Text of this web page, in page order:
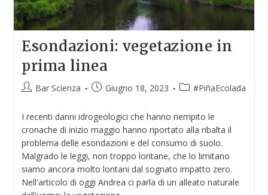
Esondazioni: vegetazione in
prima linea
Bar Scienza Giugno 18, 2023 #PiñaEcolada
I recenti danni idrogeologici che hanno riempito le
cronache di inizio maggio hanno riportato alla ribalta il
problema delle esondazioni e del consumo di suolo.
Malgrado le leggi, non troppo lontane, che lo limitano
siamo ancora molto lontani dal sognato impatto zero.
Nell'articolo di oggi Andrea ci parla di un alleato naturale